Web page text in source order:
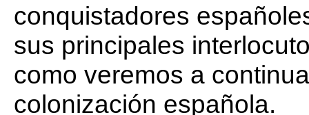
conquistadores
sus principales
como veremos a
colonización española.